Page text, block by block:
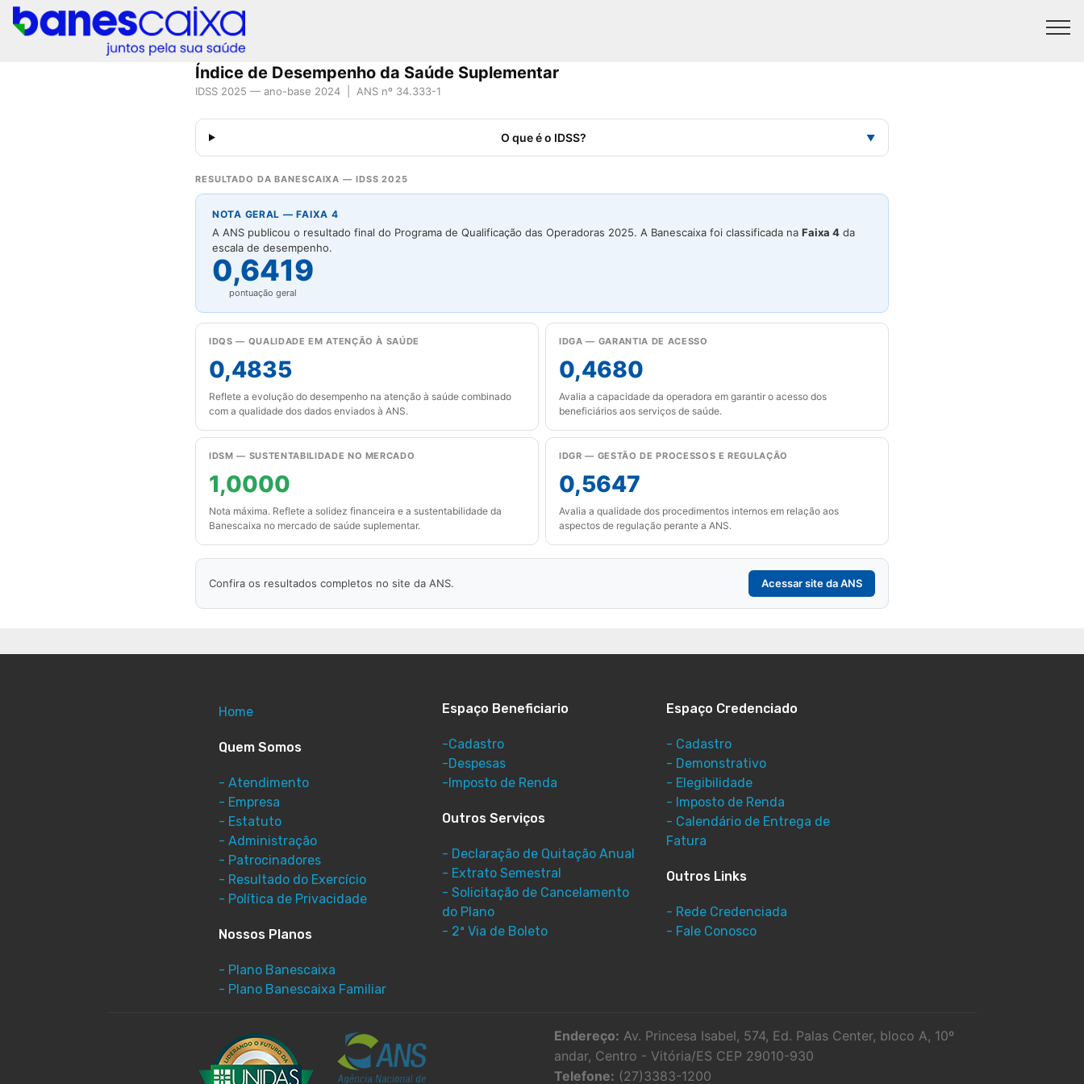
Índice de Desempenho da Saúde Suplementar
IDSS 2025 — ano-base 2024 | ANS nº 34.333-1
O que é o IDSS? ▼
RESULTADO DA BANESCAIXA — IDSS 2025
NOTA GERAL — FAIXA 4
A ANS publicou o resultado final do Programa de Qualificação das Operadoras 2025. A Banescaixa foi classificada na Faixa 4 da
escala de desempenho.
0,6419
pontuação geral
IDQS — QUALIDADE EM ATENÇÃO À SAÚDE
0,4835
Reflete a evolução do desempenho na atenção à saúde combinado
com a qualidade dos dados enviados à ANS.
IDGA — GARANTIA DE ACESSO
0,4680
Avalia a capacidade da operadora em garantir o acesso dos
beneficiários aos serviços de saúde.
IDSM — SUSTENTABILIDADE NO MERCADO
1,0000
Nota máxima. Reflete a solidez financeira e a sustentabilidade da
Banescaixa no mercado de saúde suplementar.
IDGR — GESTÃO DE PROCESSOS E REGULAÇÃO
0,5647
Avalia a qualidade dos procedimentos internos em relação aos
aspectos de regulação perante a ANS.
Confira os resultados completos no site da ANS. Acessar site da ANS
Home
Quem Somos
- Atendimento
- Empresa
- Estatuto
- Administração
- Patrocinadores
- Resultado do Exercício
- Política de Privacidade
Nossos Planos
- Plano Banescaixa
- Plano Banescaixa Familiar
Espaço Beneficiario
-Cadastro
-Despesas
-Imposto de Renda
Outros Serviços
- Declaração de Quitação Anual
- Extrato Semestral
- Solicitação de Cancelamento
do Plano
- 2ª Via de Boleto
Espaço Credenciado
- Cadastro
- Demonstrativo
- Elegibilidade
- Imposto de Renda
- Calendário de Entrega de
Fatura
Outros Links
- Rede Credenciada
- Fale Conosco
Endereço: Av. Princesa Isabel, 574, Ed. Palas Center, bloco A, 10º
andar, Centro - Vitória/ES CEP 29010-930
Telefone: (27)3383-1200